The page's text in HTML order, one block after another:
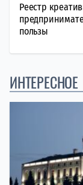
Реестр
пользы
ИНТЕРЕСНОЕ